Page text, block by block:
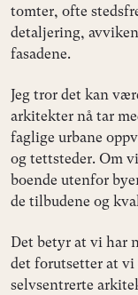
tomter, ofte
detaljering,
fasadene.
Jeg tror det kan
arkitekter nå tar
faglige urbane
og tettsteder. Om
boende utenfor
de tilbudene og
Det betyr at vi har
det forutsetter at vi
selvsentrerte